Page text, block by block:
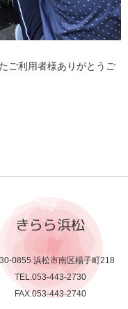
ご利用者様ありがとうご
きらら浜松
0855 浜松市南区楊子町218
TEL.053-443-2730
FAX.053-443-2740